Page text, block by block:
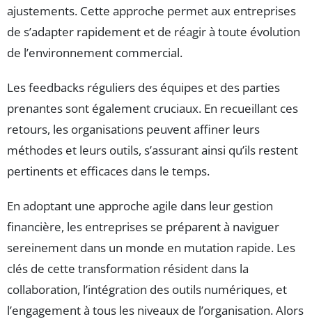
ajustements. Cette approche permet aux entreprises
de s’adapter rapidement et de réagir à toute évolution
de l’environnement commercial.
Les feedbacks réguliers des équipes et des parties
prenantes sont également cruciaux. En recueillant ces
retours, les organisations peuvent affiner leurs
méthodes et leurs outils, s’assurant ainsi qu’ils restent
pertinents et efficaces dans le temps.
En adoptant une approche agile dans leur gestion
financière, les entreprises se préparent à naviguer
sereinement dans un monde en mutation rapide. Les
clés de cette transformation résident dans la
collaboration, l’intégration des outils numériques, et
l’engagement à tous les niveaux de l’organisation. Alors